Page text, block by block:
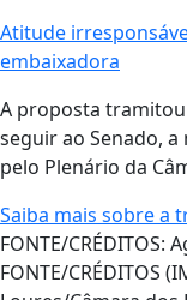
Atitude
embaixadora
A proposta
seguir ao Senado,
pelo Plenário da
Saiba mais sobre a
FONTE/CRÉDITOS:
FONTE/CRÉDITOS